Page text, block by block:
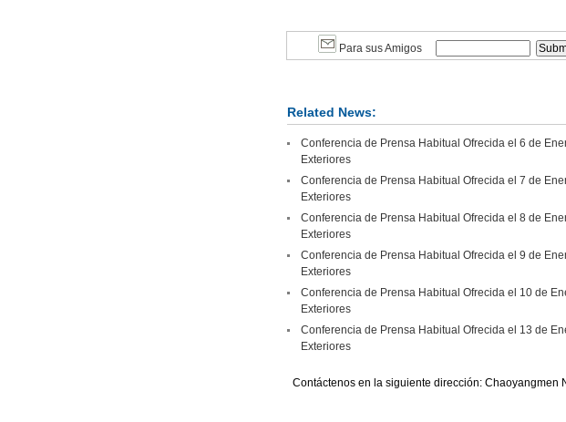
Para sus Amigos
Related News:
Conferencia de Prensa Habitual Ofrecida el 6 de
Exteriores
Conferencia de Prensa Habitual Ofrecida el 7 de
Exteriores
Conferencia de Prensa Habitual Ofrecida el 8 de
Exteriores
Conferencia de Prensa Habitual Ofrecida el 9 de
Exteriores
Conferencia de Prensa Habitual Ofrecida el 10 de
Exteriores
Conferencia de Prensa Habitual Ofrecida el 13 de
Exteriores
Contáctenos en la siguiente dirección: Chaoyangmen